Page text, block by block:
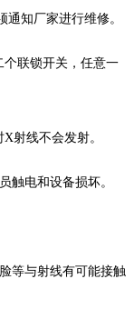
知厂家进行维修。
联锁开关，任意一
射线不会发射。
触电和设备损坏。
等与射线有可能接触